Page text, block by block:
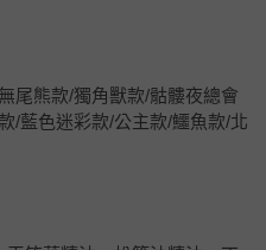
尾熊款/獨角獸款/骷髏夜總會
/藍色迷彩款/公主款/鱷魚款/北